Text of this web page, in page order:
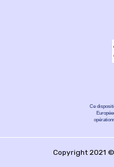
Ce
Copyright 2021 ©